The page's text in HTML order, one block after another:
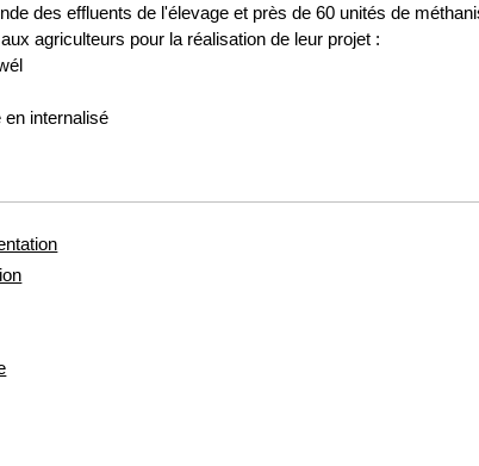
des effluents de l'élevage et près de 60 unités de
agriculteurs pour la réalisation de leur projet :
internalisé